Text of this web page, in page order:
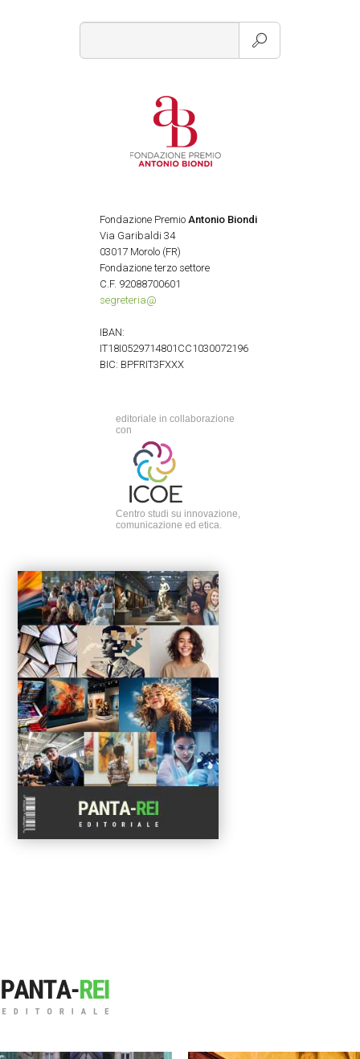
Fondazione Premio Antonio Biondi
Via Garibaldi 34
03017 Morolo (FR)
Fondazione terzo settore
C.F. 92088700601
segreteria@
IBAN:
IT18I0529714801CC1030072196
BIC: BPFRIT3FXXX
editoriale in collaborazione
con
Centro studi su innovazione,
comunicazione ed etica.